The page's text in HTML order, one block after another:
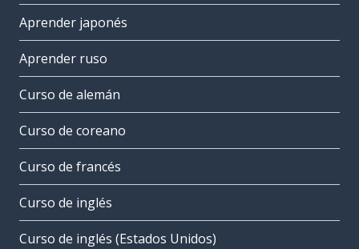
Aprender japonés
Aprender ruso
Curso de alemán
Curso de coreano
Curso de francés
Curso de inglés
Curso de inglés (Estados Unidos)